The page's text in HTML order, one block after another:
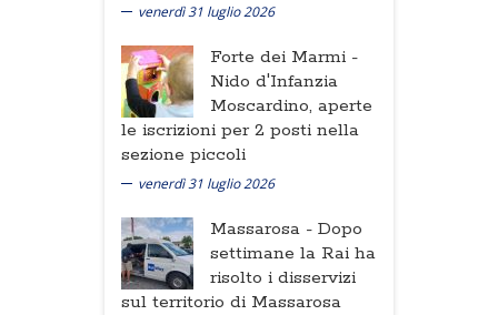
venerdì 31 luglio 2026
Forte dei Marmi -
Nido d'Infanzia
Moscardino, aperte
le iscrizioni per 2 posti nella
sezione piccoli
venerdì 31 luglio 2026
Massarosa - Dopo
settimane la Rai ha
risolto i disservizi
sul territorio di Massarosa